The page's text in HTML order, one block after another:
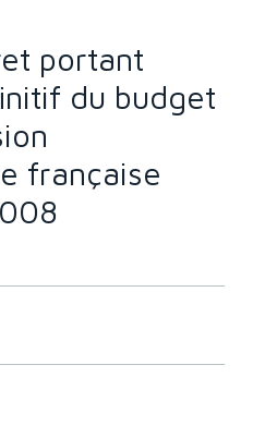
portant
du budget
française